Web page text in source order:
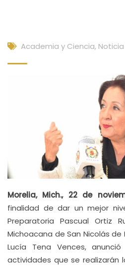
Academia y Ciencia,
Morelia, Mich., 22 de
finalidad de dar un mejor
Preparatoria Pascual Ortiz
Michoacana de San Nicolás de
Lucía Tena Vences,
actividades que se realizarán